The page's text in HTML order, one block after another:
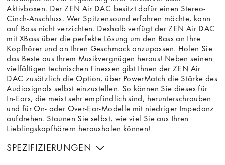
Aktivboxen. Der ZEN Air DAC besitzt dafür einen Stereo-
Cinch-Anschluss. Wer Spitzensound erfahren möchte, kann
auf Bass nicht verzichten. Deshalb verfügt der ZEN Air DAC
mit XBass über die perfekte Lösung um den Bass an Ihre
Kopfhörer und an Ihren Geschmack anzupassen. Holen Sie
das Beste aus Ihrem Musikvergnügen heraus! Neben seinen
vielfältigen technischen Finessen gibt Ihnen der ZEN Air
DAC zusätzlich die Option, über PowerMatch die Stärke des
Audiosignals selbst einzustellen. So können Sie dieses für
In-Ears, die meist sehr empfindlich sind, herunterschrauben
und für On- oder Over-Ear-Modelle mit niedriger Impedanz
aufdrehen. Staunen Sie selbst, wie viel Sie aus Ihren
Lieblingskopfhörern herausholen können!
SPEZIFIZIERUNGEN